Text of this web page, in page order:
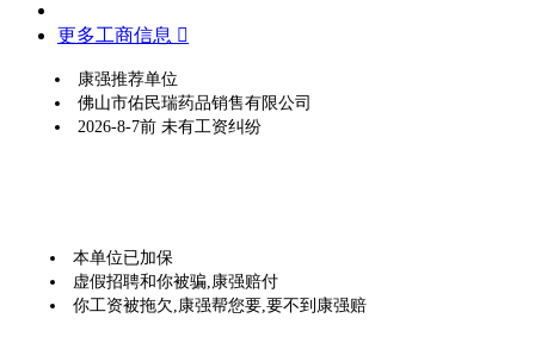
更多工商信息 
康强推荐单位
佛山市佑民瑞药品销售有限公司
2026-8-7前 未有工资纠纷
本单位已加保
虚假招聘和你被骗,康强赔付
你工资被拖欠,康强帮您要,要不到康强赔